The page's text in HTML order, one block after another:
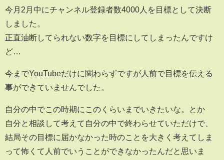
今月2月中にチャンネル登録者数4000人を目標として決断
しました。
正直油断してられない数字を目標にしてしまったんですけ
ど…
今までYouTubeだけに関わらずですが人前で目標を伝える
事ができていませんでした。
自分の中でこの時期にこのくらいまでいきたいな。とか
自分と相談して考えて自分の中で終わらせていただけで、
結局その目標に届かなかった時のことを大きく考えてしま
って怖くて人前でいうことができなかったんだと思いま